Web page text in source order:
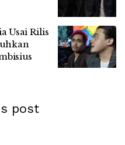
Usai Rilis
post